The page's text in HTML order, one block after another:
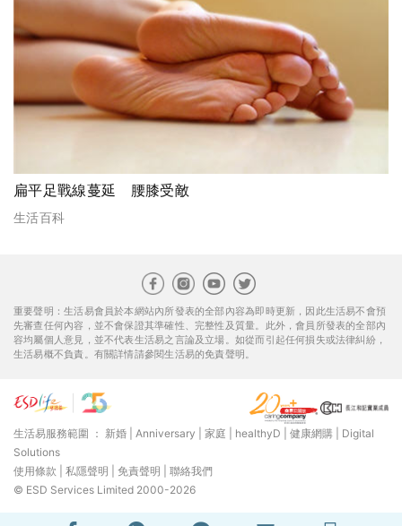
扁平足戰線蔓延 腰膝受敵
生活百科
重要聲明：生活易會員於本網站內所發表的全部內容為即時更新，因此生活易不會預
先審查任何內容，並不會保證其準確性、完整性及質量。此外，會員所發表的全部內
容均屬個人意見，並不代表生活易之言論及立場。如從而引起任何損失或法律糾紛，
生活易概不負責。有關詳情請參閱生活易的免責聲明。
生活易服務範圍 ： 新婚 Anniversary 家庭 healthyD 健康網購
Digital
Solutions
使用條款
私隱聲明 免責聲明
聯絡我們
© ESD Services Limited 2000-2026